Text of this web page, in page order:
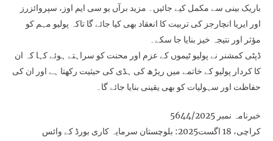
باریک بینی سے مکمل کیے جائیں۔ مزید برآں یو سی ایم اوز، سپروائزرز
اور ایریا انچارجز کی تربیت کا انعقاد بھی کیا جائے گا تاکہ پولیو مہم کو
مؤثر اور نتیجہ خیز بنایا جا سکے۔
ڈپٹی کمشنر نے پولیو ٹیموں کے عزم اور محنت کو سراہتے ہوئے کہا کہ ان
کا کردار پولیو کے خاتمے میں ریڑھ کی ہڈی کی حیثیت رکھتا ہے اور ان کی
حفاظت اور سہولیات کو بھی یقینی بنایا جائے گا۔
خبرنامہ نمبر 5644/2025
کراچی، 18 اگست2025: بلوچستان سرمایہ کاری بورڈ کے وائس